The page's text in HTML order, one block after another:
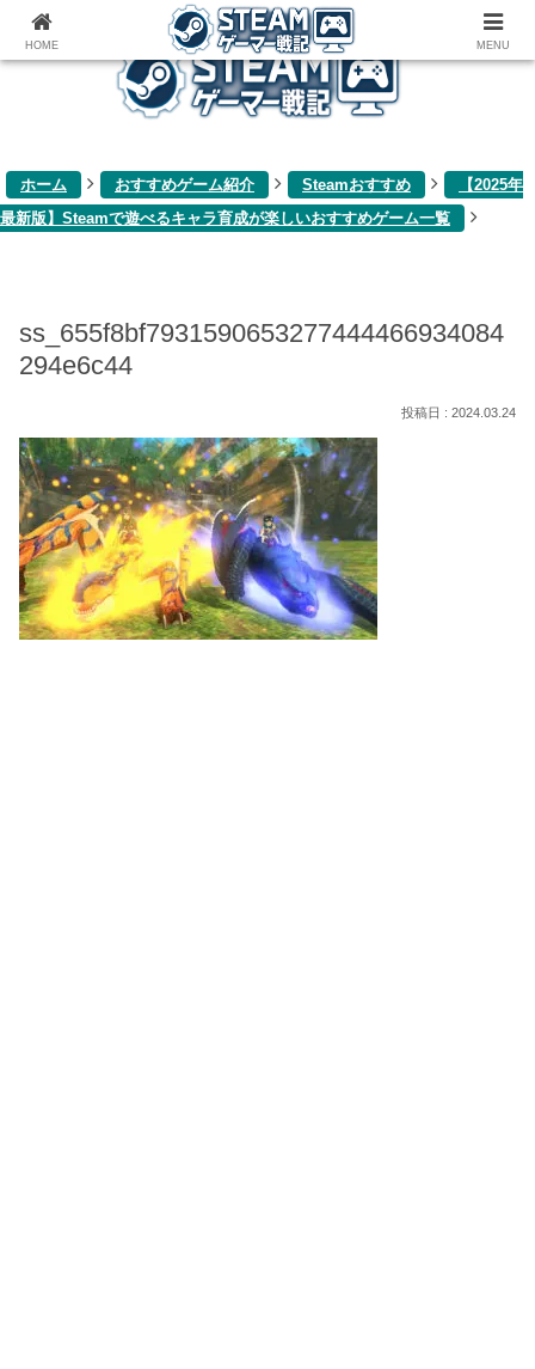
ゲーム関連雑記ブログ
ホーム おすすめゲーム紹介 Steamおすすめ
【2025年
最新版】Steamで遊べるキャラ育成が楽しいおすすめゲーム一覧
ss_655f8bf7931590653277444466934084
294e6c44
2024.03.24
HOME MENU